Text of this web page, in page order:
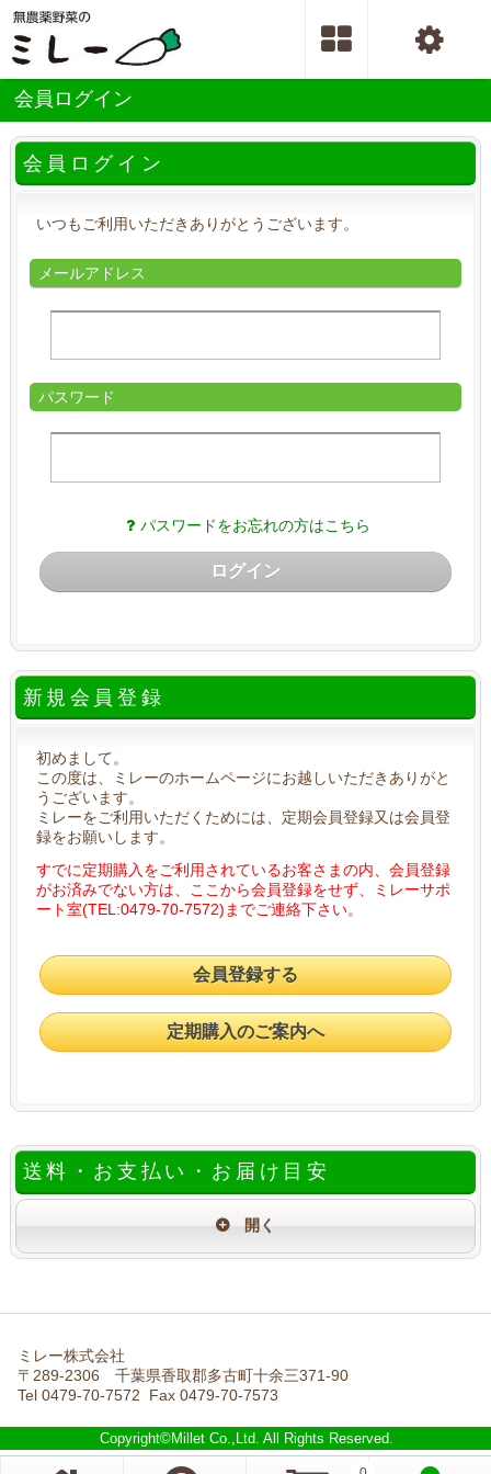
会員ログイン
会員ログイン
いつもご利用いただきありがとうございます。
メールアドレス
パスワード
パスワードをお忘れの方はこちら
ログイン
新規会員登録
初めまして。
この度は、ミレーのホームページにお越しいただきありがと
うございます。
ミレーをご利用いただくためには、定期会員登録又は会員登
録をお願いします。
すでに定期購入をご利用されているお客さまの内、会員登録
がお済みでない方は、ここから会員登録をせず、ミレーサポ
ート室(TEL:0479-70-7572)までご連絡下さい。
会員登録する
定期購入のご案内へ
送料・お支払い・お届け目安
ミレー株式会社
〒289-2306 千葉県香取郡多古町十余三371-90
Tel 0479-70-7572 Fax 0479-70-7573
Copyright©Millet Co.,Ltd. All Rights Reserved.